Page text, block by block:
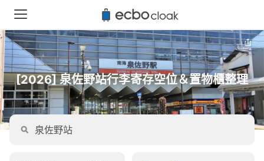
[2026] 泉佐野站行李寄存空位＆置物櫃整理